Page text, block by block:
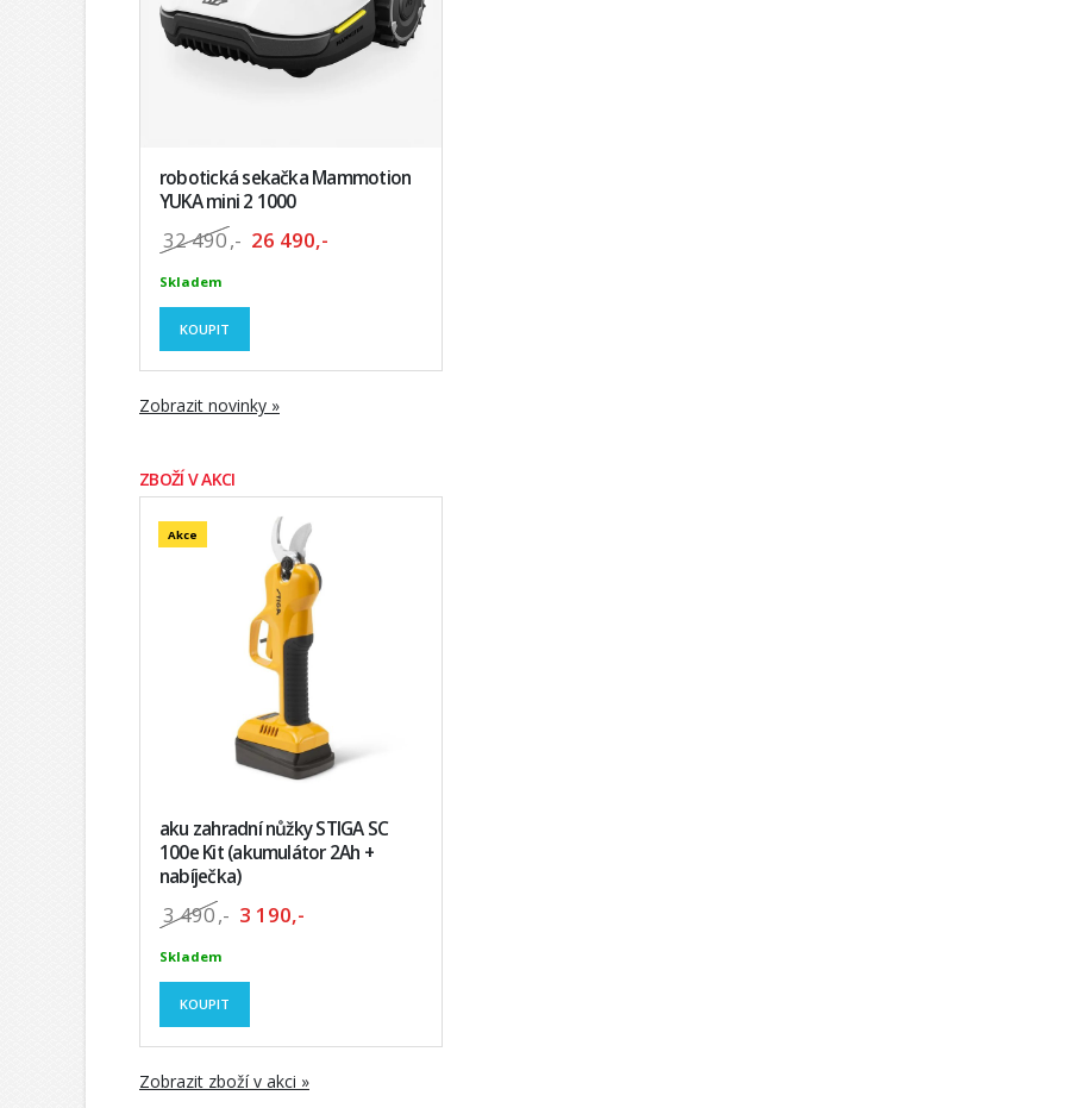
robotická sekačka Mammotion
YUKA mini 2 1000
32 490,- 26 490,-
Skladem
KOUPIT
Zobrazit novinky »
ZBOŽÍ V AKCI
Akce
aku zahradní nůžky STIGA SC
100e Kit (akumulátor 2Ah +
nabíječka)
3 490,- 3 190,-
Skladem
KOUPIT
Zobrazit zboží v akci »